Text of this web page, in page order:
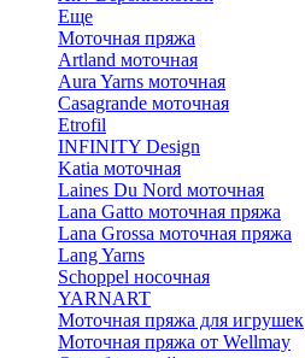
Еще
Моточная пряжа
Artland моточная
Aura Yarns моточная
Casagrande моточная
Etrofil
INFINITY Design
Katia моточная
Laines Du Nord моточная
Lana Gatto моточная пряжа
Lana Grossa моточная пряжа
Lang Yarns
Schoppel носочная
YARNART
Моточная пряжа для игрушек
Моточная пряжа от Wellmay